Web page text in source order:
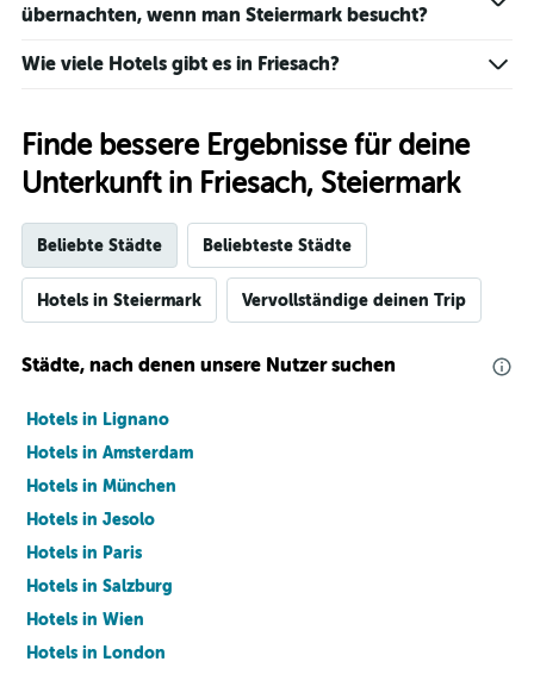
übernachten, wenn man Steiermark besucht?
Wie viele Hotels gibt es in Friesach?
Finde bessere Ergebnisse für deine
Unterkunft in Friesach, Steiermark
Beliebte Städte Beliebteste Städte
Hotels in Steiermark Vervollständige deinen Trip
Städte, nach denen unsere Nutzer suchen
Hotels in Lignano
Hotels in Amsterdam
Hotels in München
Hotels in Jesolo
Hotels in Paris
Hotels in Salzburg
Hotels in Wien
Hotels in London